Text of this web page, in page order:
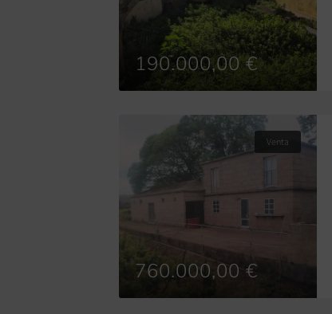
190.000,00 €
Venta
760.000,00 €